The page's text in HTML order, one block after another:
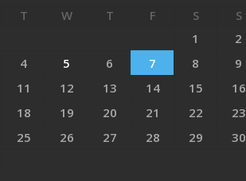
T W T F S
S
1
2
4 5 6 7 8
9
11 12 13 14 15
16
18 19 20 21 22
23
25 26 27 28 29
30